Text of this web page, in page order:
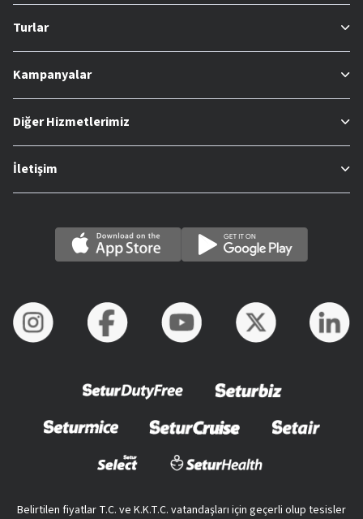
Turlar
Kampanyalar
Diğer Hizmetlerimiz
İletişim
Belirtilen fiyatlar T.C. ve K.K.T.C. vatandaşları için geçerli olup tesisler